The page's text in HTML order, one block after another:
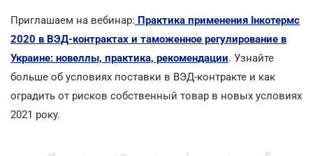
Приглашаем на вебинар: Практика применения Інкотермс
2020 в ВЭД-контрактах и таможенное регулирование в
Украине: новеллы, практика, рекомендации. Узнайте
больше об условиях поставки в ВЭД-контракте и как
оградить от рисков собственный товар в новых условиях
2021 року.